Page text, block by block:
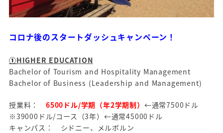
コロナ後のスタートダッシュキャンペーン！
①HIGHER EDUCATION
Bachelor of Tourism and Hospitality Management
Bachelor of Business (Leadership and Management)
授業料： 6500ドル/学期（年2学期制） ←通常7500ドル
※39000ドル/コース（3年）←通常45000ドル
キャンパス： シドニー、メルボルン